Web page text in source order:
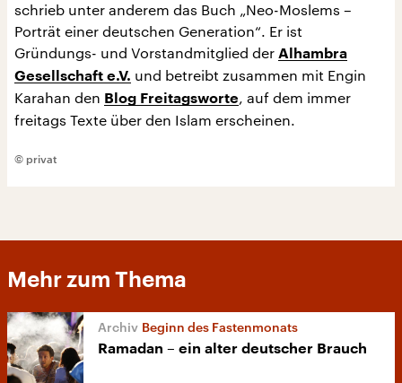
schrieb unter anderem das Buch „Neo-Moslems –
Porträt einer deutschen Generation“. Er ist
Gründungs- und Vorstandmitglied der Alhambra
Gesellschaft e.V. und betreibt zusammen mit Engin
Karahan den Blog Freitagsworte, auf dem immer
freitags Texte über den Islam erscheinen.
© privat
Mehr zum Thema
Beginn des Fastenmonats
Ramadan – ein alter deutscher Brauch